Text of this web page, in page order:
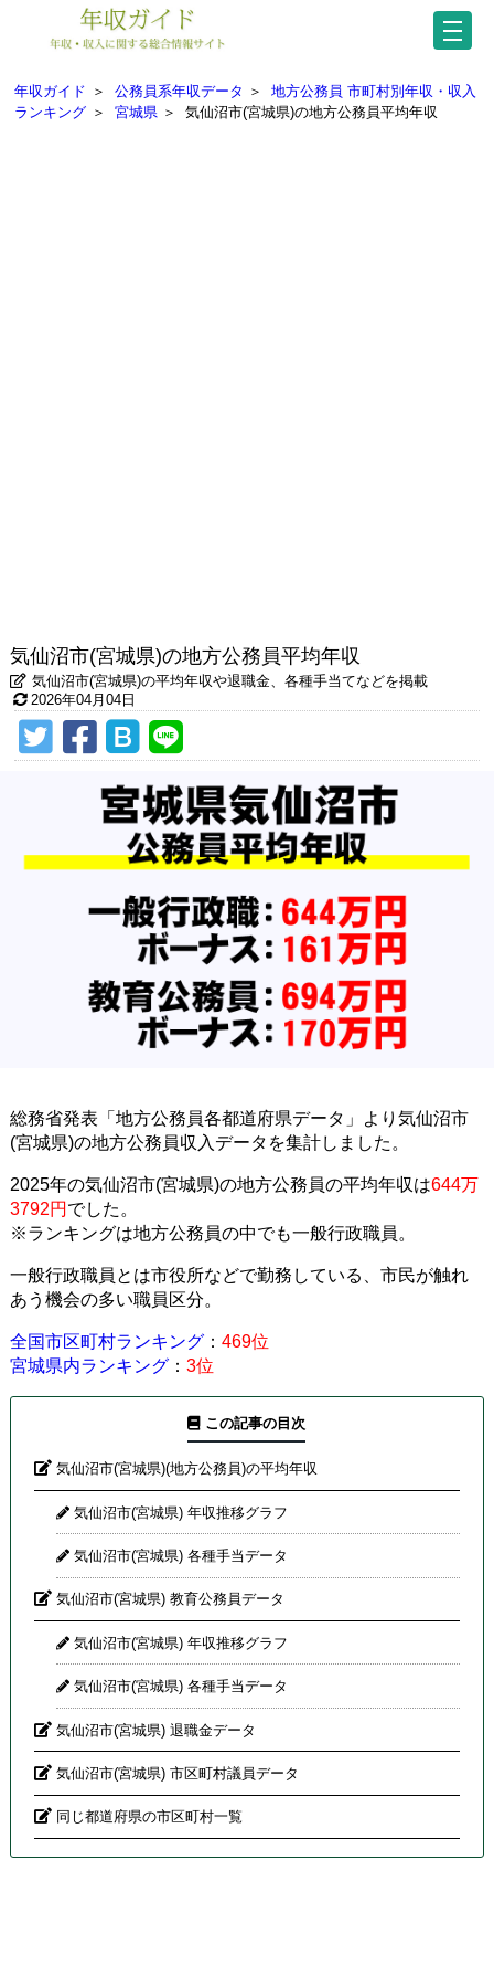
年収ガイド ＞ 公務員系年収データ ＞
地方公務員 市町村別年収・収入
ランキング ＞ 宮城県 ＞ 気仙沼市(宮城県)の地方公務員平均年収
気仙沼市(宮城県)の地方公務員平均年収
気仙沼市(宮城県)の平均年収や退職金、各種手当てなどを掲載
2026年04月04日
総務省発表「地方公務員各都道府県データ」より気仙沼市
(宮城県)の地方公務員収入データを集計しました。
2025年の気仙沼市(宮城県)の地方公務員の平均年収は644万
3792円 でした。
※ランキングは地方公務員の中でも一般行政職員。
一般行政職員とは市役所などで勤務している、市民が触れ
あう機会の多い職員区分。
全国市区町村ランキング： 469位
宮城県内ランキング： 3位
この記事の目次
気仙沼市(宮城県)(地方公務員)の平均年収
気仙沼市(宮城県) 年収推移グラフ
気仙沼市(宮城県) 各種手当データ
気仙沼市(宮城県) 教育公務員データ
気仙沼市(宮城県) 年収推移グラフ
気仙沼市(宮城県) 各種手当データ
気仙沼市(宮城県) 退職金データ
気仙沼市(宮城県) 市区町村議員データ
同じ都道府県の市区町村一覧